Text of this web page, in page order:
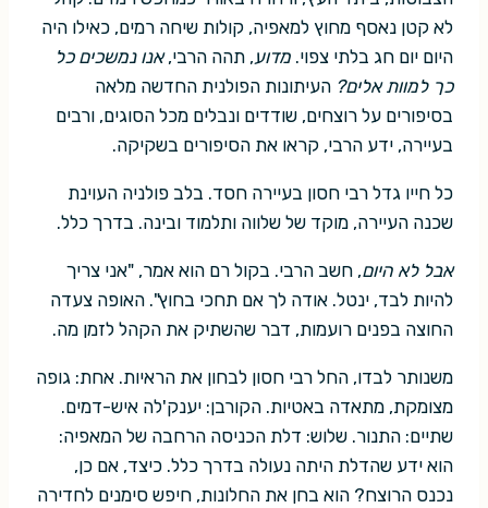
לא קטן נאסף מחוץ למאפיה, קולות שיחה רמים, כאילו היה
היום יום חג בלתי צפוי. מדוע , תהה הרבי,אנו נמשכים כל
כך למוות אלים? העיתונות הפולנית החדשה מלאה
בסיפורים על רוצחים, שודדים ונבלים מכל הסוגים, ורבים
בעיירה, ידע הרבי, קראו את הסיפורים בשקיקה.
כל חייו גדל רבי חסון בעיירה חסד. בלב פולניה העוינת
שכנה העיירה, מוקד של שלווה ותלמוד ובינה. בדרך כלל.
אבל לא היום, חשב הרבי. בקול רם הוא אמר, "אני צריך
להיות לבד, ינטל. אודה לך אם תחכי בחוץ". האופה צעדה
החוצה בפנים רועמות, דבר שהשתיק את הקהל לזמן מה.
משנותר לבדו, החל רבי חסון לבחון את הראיות. אחת: גופה
מצומקת, מתאדה באטיות. הקורבן: יענק'לה איש-דמים.
שתיים: התנור. שלוש: דלת הכניסה הרחבה של המאפיה:
הוא ידע שהדלת היתה נעולה בדרך כלל. כיצד, אם כן,
נכנס הרוצח? הוא בחן את החלונות, חיפש סימנים לחדירה